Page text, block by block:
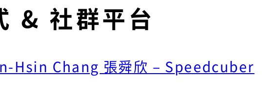
& 社群平台
Hsin Chang 張舜欣 – Speedcuber